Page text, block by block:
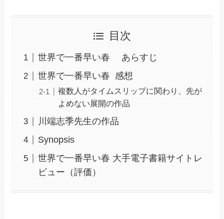
目次
世界で一番早い春 あらすじ
世界で一番早い春 感想
複数人がタイムスリップに関わり、先が
よめない展開の作品
川端志季先生の作品
Synopsis
世界で一番早い春 大手電子書籍サイトレ
ビュー（評価）